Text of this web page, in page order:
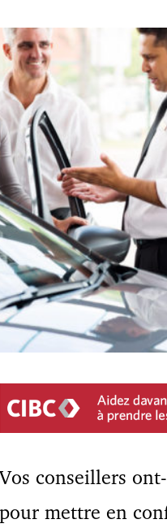
conseillers
pour mettre en